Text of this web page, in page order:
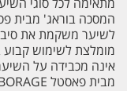
לשיער משקמת את סיב
מומלצת לשימוש קבוע
אינה מכבידה על
מבית פאסטל PASTEL BORAGE